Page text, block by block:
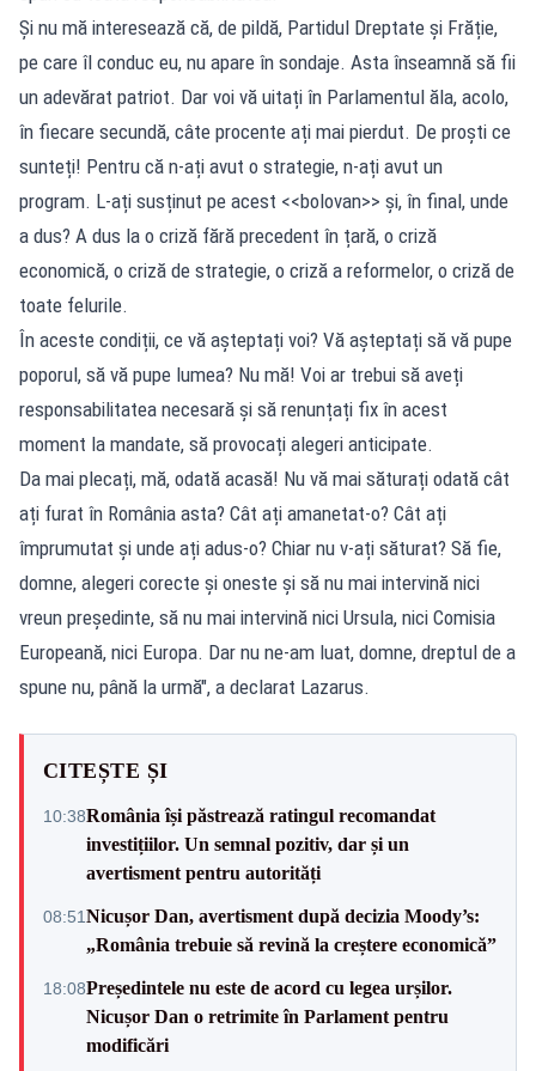
Și nu mă interesează că, de pildă, Partidul Dreptate și Frăție,
pe care îl conduc eu, nu apare în sondaje. Asta înseamnă să fii
un adevărat patriot. Dar voi vă uitați în Parlamentul ăla, acolo,
în fiecare secundă, câte procente ați mai pierdut. De proști ce
sunteți! Pentru că n-ați avut o strategie, n-ați avut un
program. L-ați susținut pe acest <<bolovan>> și, în final, unde
a dus? A dus la o criză fără precedent în țară, o criză
economică, o criză de strategie, o criză a reformelor, o criză de
toate felurile.
În aceste condiții, ce vă așteptați voi? Vă așteptați să vă pupe
poporul, să vă pupe lumea? Nu mă! Voi ar trebui să aveți
responsabilitatea necesară și să renunțați fix în acest
moment la mandate, să provocați alegeri anticipate.
Da mai plecați, mă, odată acasă! Nu vă mai săturați odată cât
ați furat în România asta? Cât ați amanetat-o? Cât ați
împrumutat și unde ați adus-o? Chiar nu v-ați săturat? Să fie,
domne, alegeri corecte și oneste și să nu mai intervină nici
vreun președinte, să nu mai intervină nici Ursula, nici Comisia
Europeană, nici Europa. Dar nu ne-am luat, domne, dreptul de a
spune nu, până la urmă", a declarat Lazarus.
CITEȘTE ȘI
10:38România își păstrează ratingul recomandat
investițiilor. Un semnal pozitiv, dar și un
avertisment pentru autorități
08:51Nicușor Dan, avertisment după decizia Moody’s:
„România trebuie să revină la creștere economică”
18:08Președintele nu este de acord cu legea urșilor.
Nicușor Dan o retrimite în Parlament pentru
modificări